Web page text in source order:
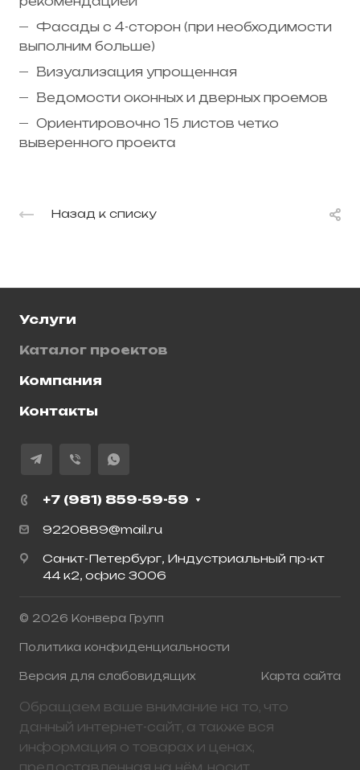
Фасады с 4-сторон (при необходимости
выполним больше)
Визуализация упрощенная
Ведомости оконных и дверных проемов
Ориентировочно 15 листов четко
выверенного проекта
Назад к списку
Услуги
Каталог проектов
Компания
Контакты
+7 (981) 859-59-59
9220889@mail.ru
Санкт-Петербург, Индустриальный пр-кт
44 к2, офис 3006
© 2026 Конвера Групп
Политика конфиденциальности
Версия для слабовидящих Карта сайта
Обращаем ваше внимание на то, что
данный интернет-сайт, а также вся
информация о товарах и ценах,